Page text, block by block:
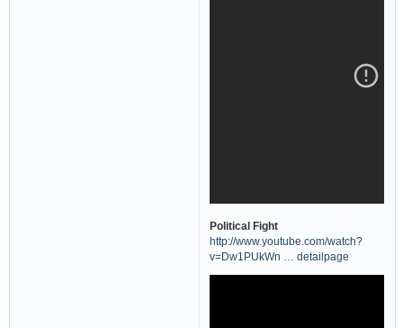
Political Fight
http://www.youtube.com/watch?
v=Dw1PUkWn … detailpage